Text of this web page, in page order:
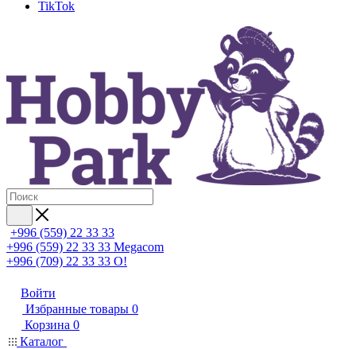
TikTok
+996 (559) 22 33 33
+996 (559) 22 33 33 Megacom
+996 (709) 22 33 33 O!
Войти
Избранные товары 0
Корзина 0
Каталог